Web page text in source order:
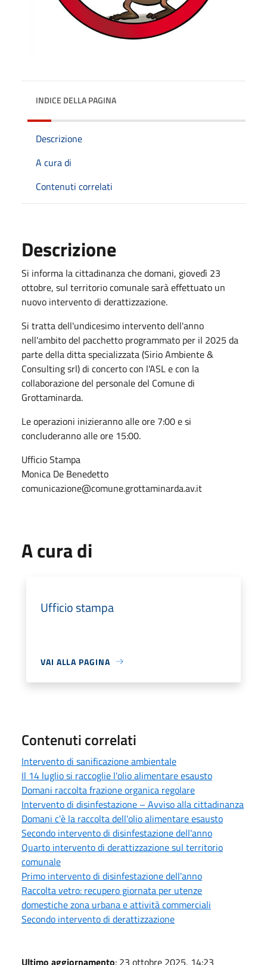
INDICE DELLA PAGINA
Descrizione
A cura di
Contenuti correlati
Descrizione
Si informa la cittadinanza che domani, giovedì 23
ottobre, sul territorio comunale sarà effettuato un
nuovo intervento di derattizzazione.
Si tratta dell'undicesimo intervento dell'anno
nell'ambito del pacchetto programmato per il 2025 da
parte della ditta specializzata (Sirio Ambiente &
Consulting srl) di concerto con l'ASL e con la
collaborazione del personale del Comune di
Grottaminarda.
Le operazioni inizieranno alle ore 7:00 e si
concluderanno alle ore 15:00.
Ufficio Stampa
Monica De Benedetto
comunicazione@comune.grottaminarda.av.it
A cura di
Ufficio stampa
VAI ALLA PAGINA
Contenuti correlati
Intervento di sanificazione ambientale
Il 14 luglio si raccoglie l'olio alimentare esausto
Domani raccolta frazione organica regolare
Intervento di disinfestazione – Avviso alla cittadinanza
Domani c'è la raccolta dell'olio alimentare esausto
Secondo intervento di disinfestazione dell'anno
Quarto intervento di derattizzazione sul territorio
comunale
Primo intervento di disinfestazione dell'anno
Raccolta vetro: recupero giornata per utenze
domestiche zona urbana e attività commerciali
Secondo intervento di derattizzazione
Ultimo aggiornamento: 23 ottobre 2025, 14:23